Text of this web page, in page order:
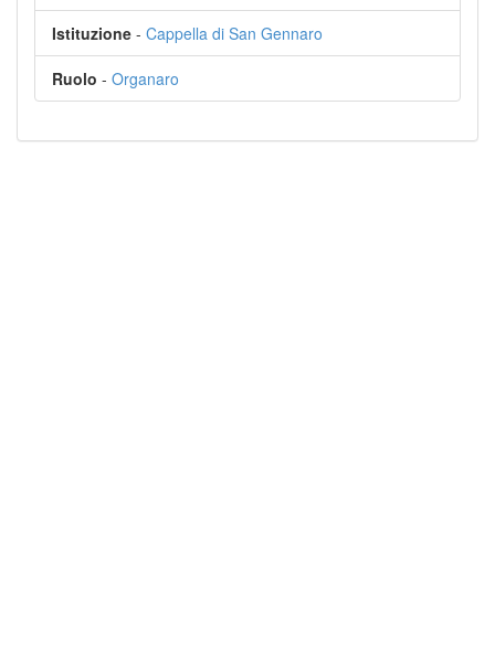
Istituzione - Cappella di San Gennaro
Ruolo - Organaro